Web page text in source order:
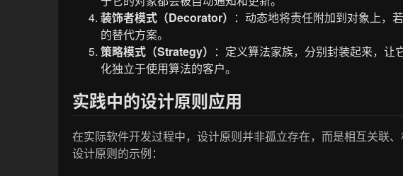
装饰者模式（Decorator） ：动态地将责任附加到对象上，
的替代方案。
策略模式（Strategy） ：定义算法家族，分别封装起来，
化独立于使用算法的客户。
实践中的设计原则应用
在实际软件开发过程中，设计原则并非孤立存在，而是相互关联
设计原则的示例：